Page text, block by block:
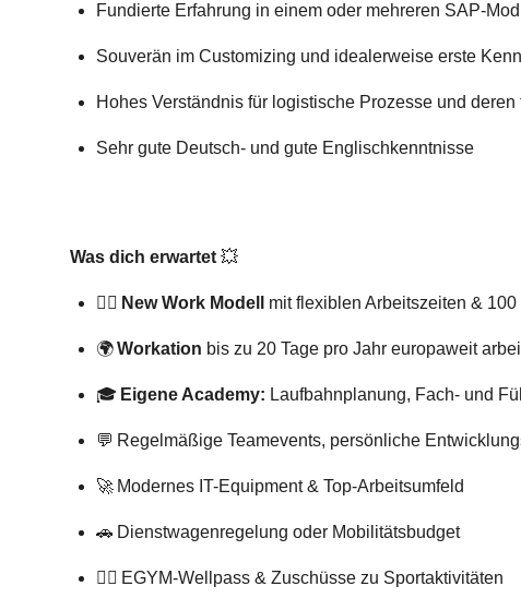
Fundierte Erfahrung in einem oder mehreren SAP-
Souverän im Customizing und idealerweise erste
Hohes Verständnis für logistische Prozesse und
Sehr gute Deutsch- und gute Englischkenntnisse
Was dich erwartet 💥
🧘‍♂️ New Work Modell mit flexiblen Arbeitszeiten &
🌍Workation bis zu 20 Tage pro Jahr europaweit
🎓 Eigene Academy: Laufbahnplanung, Fach- und
💬 Regelmäßige Teamevents, persönliche
🚀 Modernes IT-Equipment & Top-Arbeitsumfeld
🚗 Dienstwagenregelung oder Mobilitätsbudget
🏋️‍♀️ EGYM-Wellpass & Zuschüsse zu Sportaktivitäten